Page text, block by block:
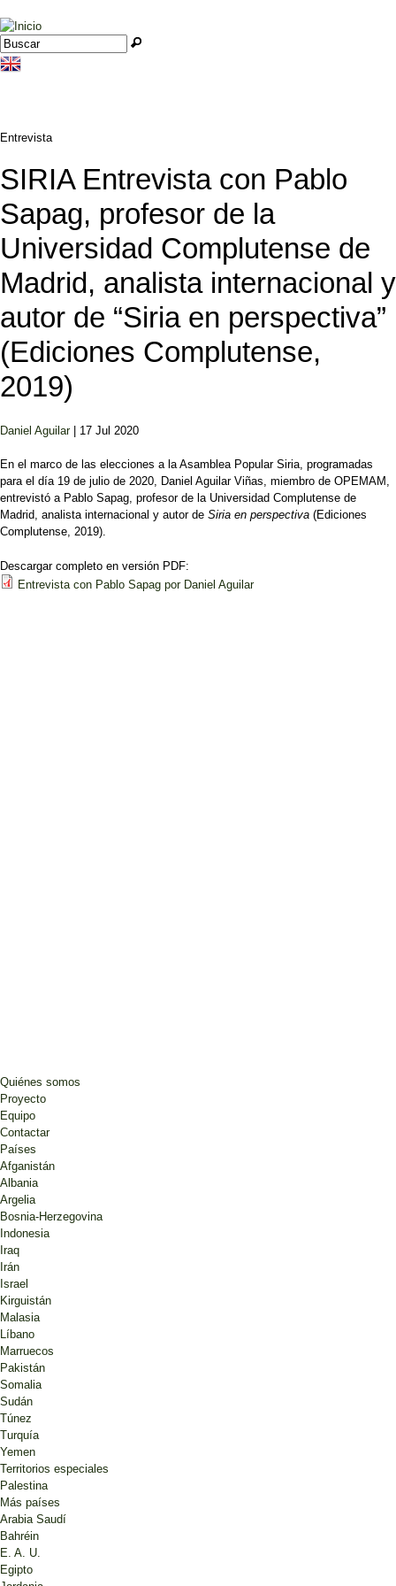
Jump to navigation
Formulario de búsqueda
Buscar
Entrevista
SIRIA Entrevista con Pablo
Sapag, profesor de la
Universidad Complutense de
Madrid, analista internacional y
autor de “Siria en perspectiva”
(Ediciones Complutense,
2019)
Daniel Aguilar| 17 Jul 2020
En el marco de las elecciones a la Asamblea Popular Siria, programadas
para el día 19 de julio de 2020, Daniel Aguilar Viñas, miembro de OPEMAM,
entrevistó a Pablo Sapag, profesor de la Universidad Complutense de
Madrid, analista internacional y autor de Siria en perspectiva (Ediciones
Complutense, 2019).
Descargar completo en versión PDF:
Entrevista con Pablo Sapag por Daniel Aguilar
Quiénes somos
Proyecto
Equipo
Contactar
Países
Afganistán
Albania
Argelia
Bosnia-Herzegovina
Indonesia
Iraq
Irán
Israel
Kirguistán
Malasia
Líbano
Marruecos
Pakistán
Somalia
Sudán
Túnez
Turquía
Yemen
Territorios especiales
Palestina
Más países
Arabia Saudí
Bahréin
E. A. U.
Egipto